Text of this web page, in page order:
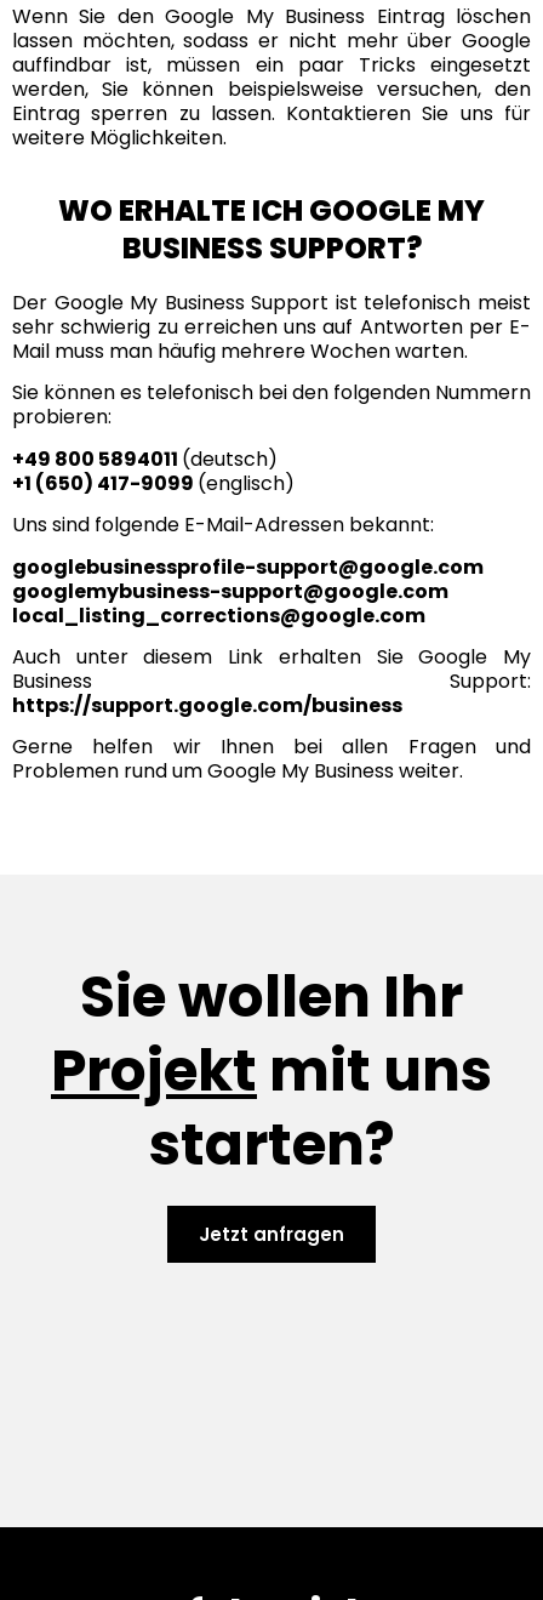
Wenn Sie den Google My Business Eintrag löschen
lassen möchten, sodass er nicht mehr über Google
auffindbar ist, müssen ein paar Tricks eingesetzt
werden, Sie können beispielsweise versuchen, den
Eintrag sperren zu lassen. Kontaktieren Sie uns für
weitere Möglichkeiten.
WO ERHALTE ICH GOOGLE MY
BUSINESS SUPPORT?
Der Google My Business Support ist telefonisch meist
sehr schwierig zu erreichen uns auf Antworten per E-
Mail muss man häufig mehrere Wochen warten.
Sie können es telefonisch bei den folgenden Nummern
probieren:
+49 800 5894011 (deutsch)
‭+1 (650) 417-9099‬ (englisch)
Uns sind folgende E-Mail-Adressen bekannt:
googlebusinessprofile-support@google.com
googlemybusiness-support@google.com
local_listing_corrections@google.com
Auch unter diesem Link erhalten Sie Google My
Business Support:
https://support.google.com/business
Gerne helfen wir Ihnen bei allen Fragen und
Problemen rund um Google My Business weiter.
Sie wollen Ihr
Projekt mit uns
starten?
Jetzt anfragen